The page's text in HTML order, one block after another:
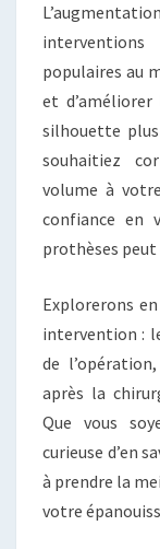
populaires au
et
silhouette
souhaitiez
volume à
confiance en
prothèses
Explorerons
intervention :
de
après la
Que vous
curieuse d’en
à prendre la
votre